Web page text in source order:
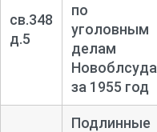
св.348
д.5
по
уголовным
делам
Новоблсуда
за 1955 год
Подлинные